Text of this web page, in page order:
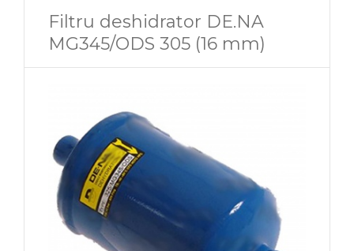
Filtru deshidrator DE.NA
MG345/ODS 305 (16 mm)